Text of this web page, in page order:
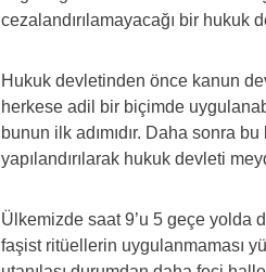
cezalandırılamayacağı bir hukuk
Hukuk devletinden önce kanun
herkese adil bir biçimde
bunun ilk adımıdır. Daha sonra
yapılandırılarak hukuk devleti
Ülkemizde saat 9’u 5 geçe yolda
faşist ritüellerin uygulanmaması